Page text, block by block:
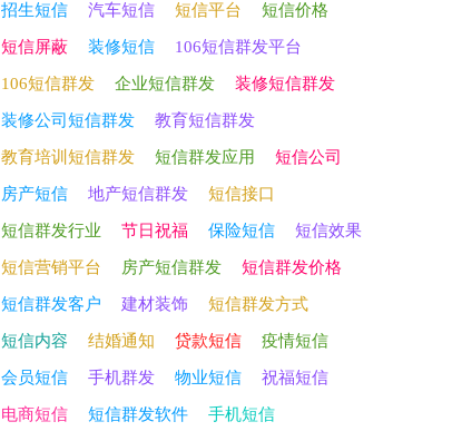
招生短信 汽车短信 短信平台 短信价格
短信屏蔽 装修短信 106短信群发平台
106短信群发 企业短信群发 装修短信群发
装修公司短信群发 教育短信群发
教育培训短信群发 短信群发应用 短信公司
房产短信 地产短信群发 短信接口
短信群发行业 节日祝福 保险短信 短信效果
短信营销平台 房产短信群发 短信群发价格
短信群发客户 建材装饰 短信群发方式
短信内容 结婚通知 贷款短信 疫情短信
会员短信 手机群发 物业短信 祝福短信
电商短信 短信群发软件 手机短信